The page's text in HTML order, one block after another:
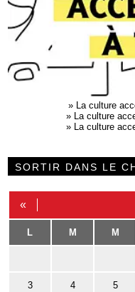
» La culture
» La culture
» La culture
SORTIR DANS LE
«
L M M
3 4 5